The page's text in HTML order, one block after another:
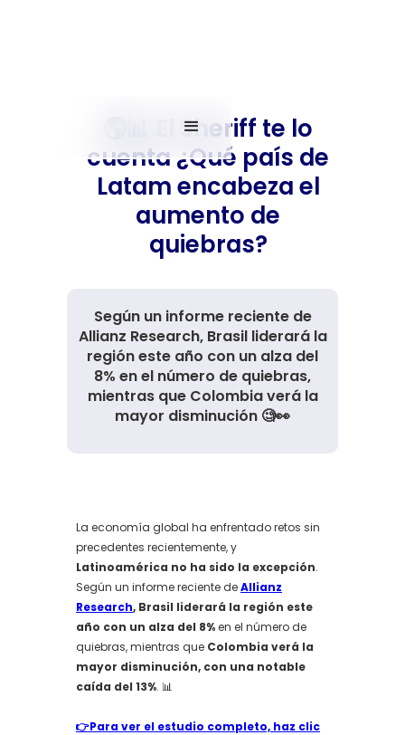
🌎📊 El Sheriff te lo
cuenta ¿Qué país de
Latam encabeza el
aumento de
quiebras?
Según un informe reciente de
Allianz Research, Brasil liderará la
región este año con un alza del
8% en el número de quiebras,
mientras que Colombia verá la
mayor disminución 🧐👀
La economía global ha enfrentado retos sin
precedentes recientemente, y
Latinoamérica no ha sido la excepción.
Según un informe reciente deAllianz
Research, Brasil liderará la región este
año con un alza del 8%en el número de
quiebras, mientras que Colombia verá la
mayor disminución, con una notable
caída del 13%. 📊
👉Para ver el estudio completo, haz clic